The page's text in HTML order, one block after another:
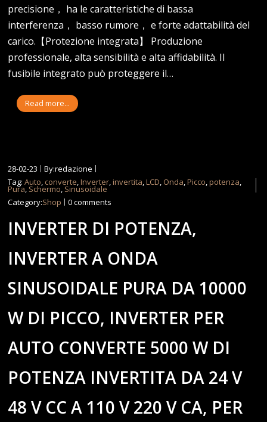
precisione， ha le caratteristiche di bassa
interferenza， basso rumore， e forte adattabilità del
carico.【Protezione integrata】 Produzione
professionale, alta sensibilità e alta affidabilità. Il
fusibile integrato può proteggere il…
Read more...
28-02-23
By:redazione
Tag:Auto, converte,Inverter,invertita,LCD, Onda,Picco,potenza,
Pura, Schermo, Sinusoidale
Category:Shop 0 comments
INVERTER DI POTENZA,
INVERTER A ONDA
SINUSOIDALE PURA DA 10000
W DI PICCO, INVERTER PER
AUTO CONVERTE 5000 W DI
POTENZA INVERTITA DA 24 V
48 V CC A 110 V 220 V CA, PER